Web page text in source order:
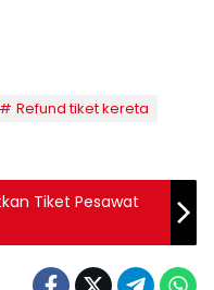
Refund tiket kereta
Tiket Pesawat